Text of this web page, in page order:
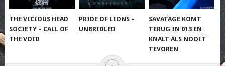
THE VICIOUS HEAD
SOCIETY – CALL OF
THE VOID
PRIDE OF LIONS –
UNBRIDLED
SAVATAGE KOMT
TERUG IN 013 EN
KNALT ALS NOOIT
TEVOREN